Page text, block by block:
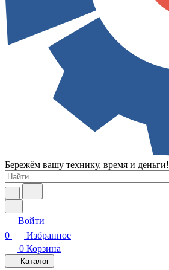
Бережём вашу технику, время и деньги!
Войти
0
Избранное
0 Корзина
Каталог